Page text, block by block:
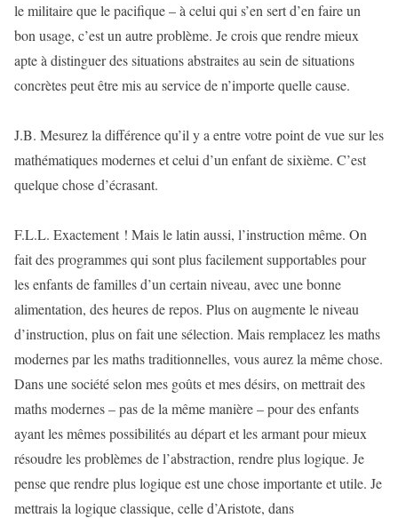
le militaire que le pacifique – à celui qui s’en sert d’en faire un
bon usage, c’est un autre problème. Je crois que rendre mieux
apte à distinguer des situations abstraites au sein de situations
concrètes peut être mis au service de n’importe quelle cause.
J.B. Mesurez la différence qu’il y a entre votre point de vue sur les
mathématiques modernes et celui d’un enfant de sixième. C’est
quelque chose d’écrasant.
F.L.L. Exactement ! Mais le latin aussi, l’instruction même. On
fait des programmes qui sont plus facilement supportables pour
les enfants de familles d’un certain niveau, avec une bonne
alimentation, des heures de repos. Plus on augmente le niveau
d’instruction, plus on fait une sélection. Mais remplacez les maths
modernes par les maths traditionnelles, vous aurez la même chose.
Dans une société selon mes goûts et mes désirs, on mettrait des
maths modernes – pas de la même manière – pour des enfants
ayant les mêmes possibilités au départ et les armant pour mieux
résoudre les problèmes de l’abstraction, rendre plus logique. Je
pense que rendre plus logique est une chose importante et utile. Je
mettrais la logique classique, celle d’Aristote, dans